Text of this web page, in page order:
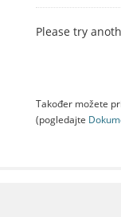
Please try
Također možete
(pogledajte